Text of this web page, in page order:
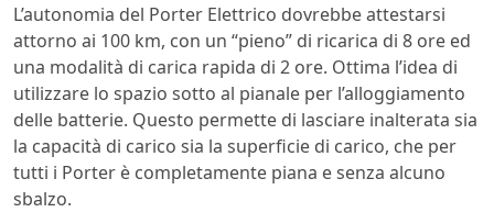
L’autonomia del Porter Elettrico dovrebbe attestarsi
attorno ai 100 km, con un “pieno” di ricarica di 8 ore ed
una modalità di carica rapida di 2 ore. Ottima l’idea di
utilizzare lo spazio sotto al pianale per l’alloggiamento
delle batterie. Questo permette di lasciare inalterata sia
la capacità di carico sia la superficie di carico, che per
tutti i Porter è completamente piana e senza alcuno
sbalzo.